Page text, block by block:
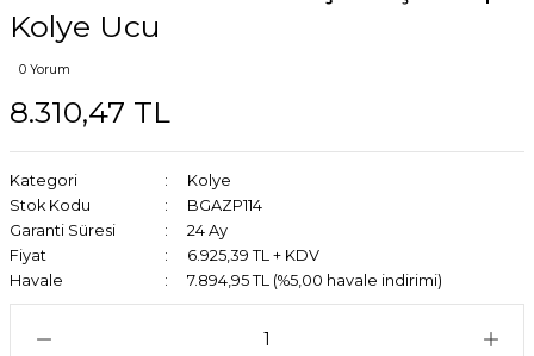
Kolye Ucu
0 Yorum
8.310,47 TL
Kategori
Kolye
Stok Kodu
BGAZP114
Garanti Süresi
24 Ay
Fiyat
6.925,39 TL + KDV
Havale
7.894,95 TL (%5,00 havale indirimi)